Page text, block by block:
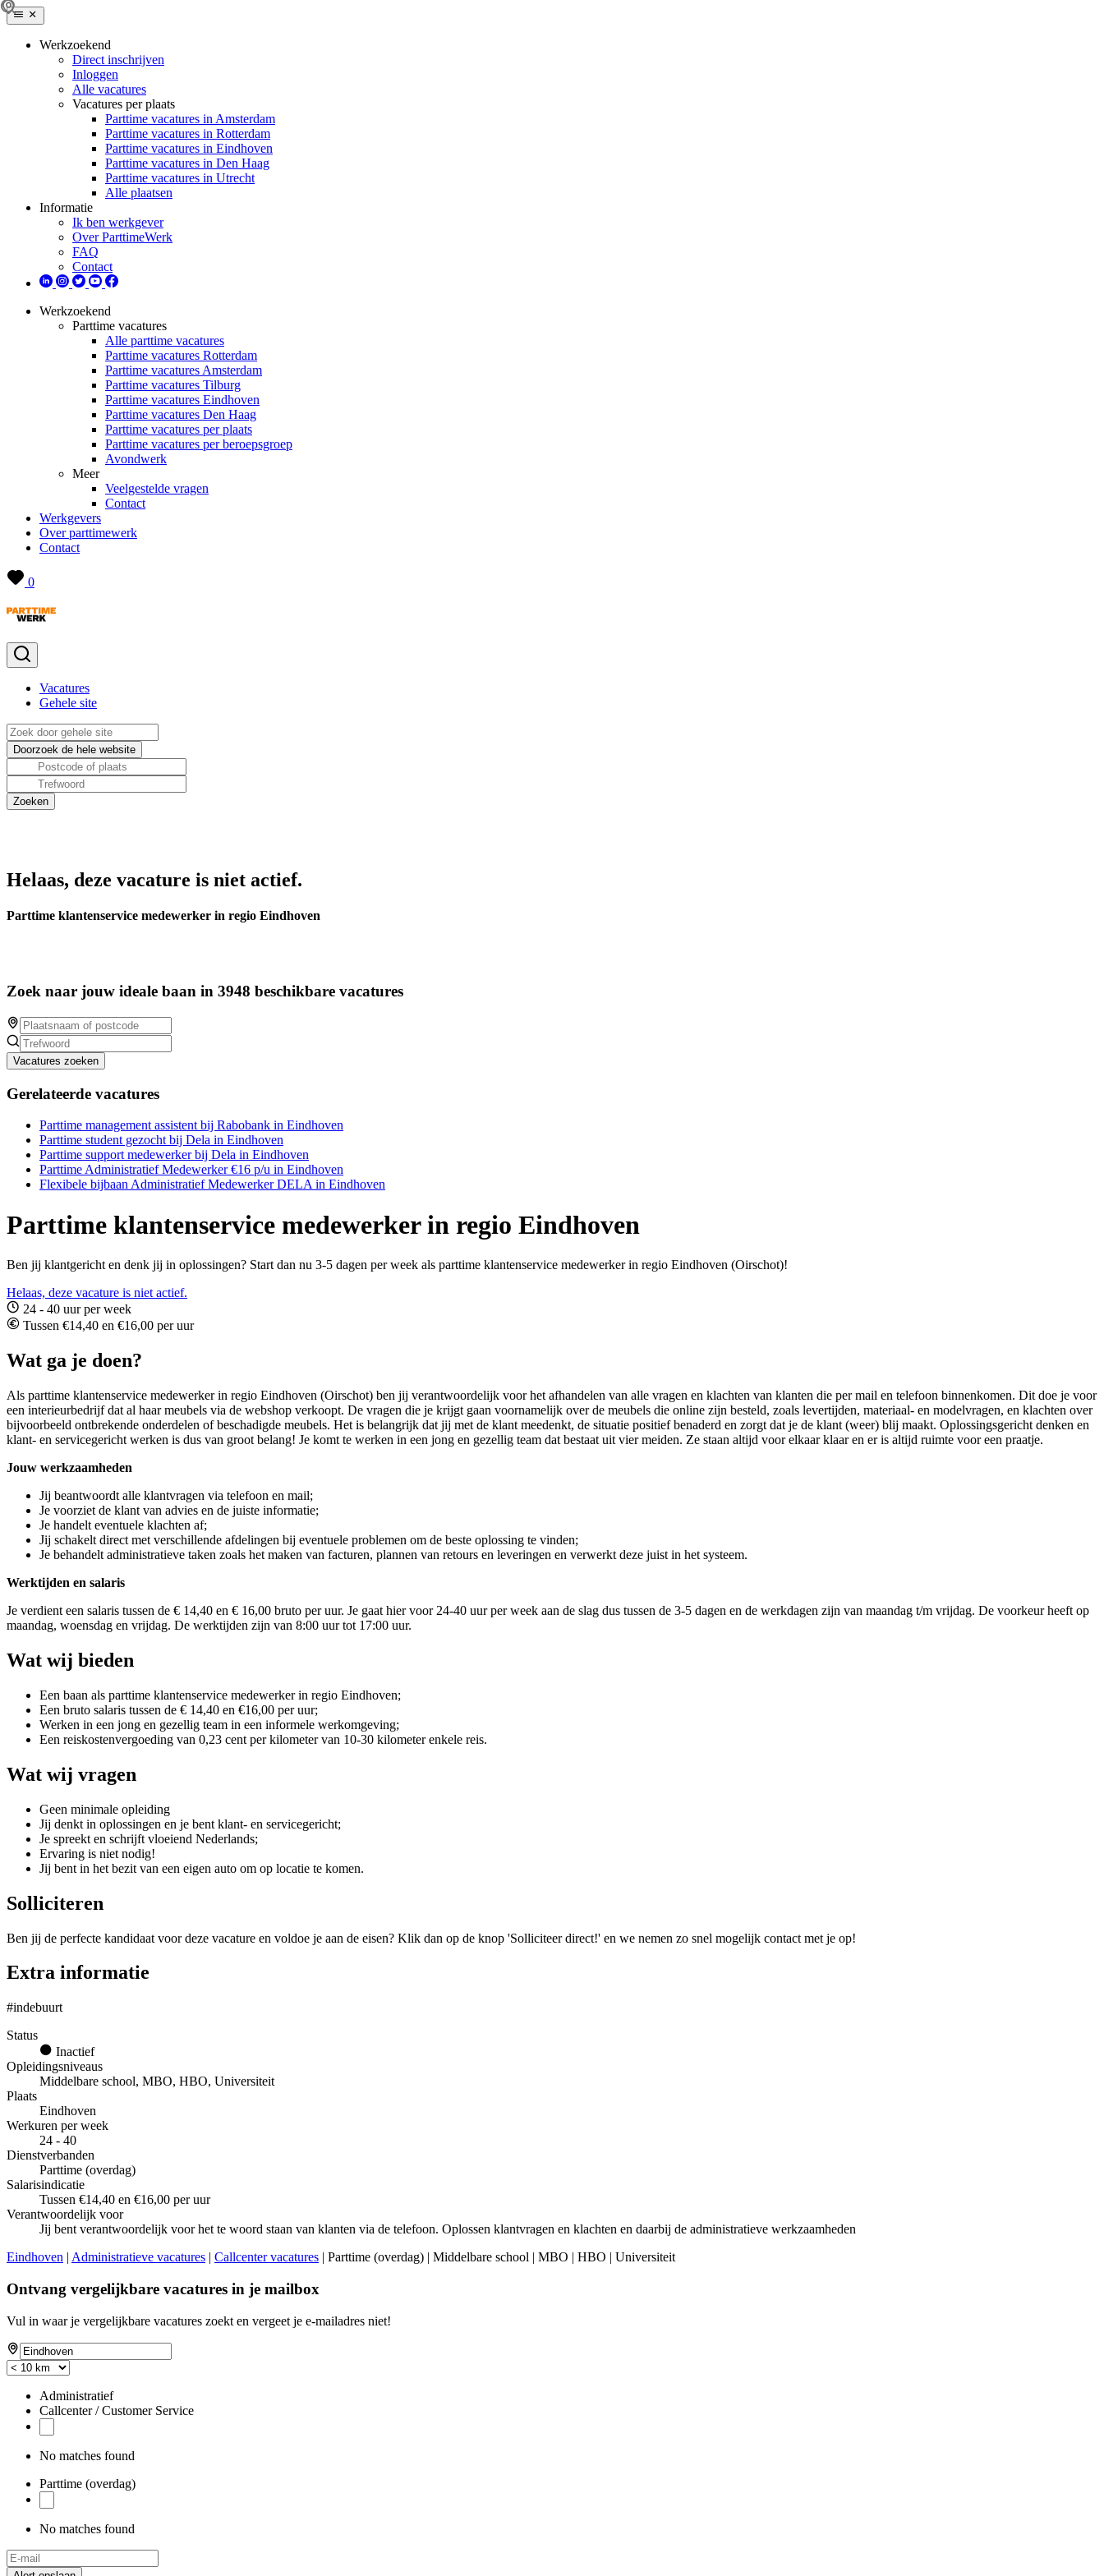
Werkzoekend
Direct inschrijven
Inloggen
Alle vacatures
Vacatures per plaats
Parttime vacatures in Amsterdam
Parttime vacatures in Rotterdam
Parttime vacatures in Eindhoven
Parttime vacatures in Den Haag
Parttime vacatures in Utrecht
Alle plaatsen
Informatie
Ik ben werkgever
Over ParttimeWerk
FAQ
Contact
Werkzoekend
Parttime vacatures
Alle parttime vacatures
Parttime vacatures Rotterdam
Parttime vacatures Amsterdam
Parttime vacatures Tilburg
Parttime vacatures Eindhoven
Parttime vacatures Den Haag
Parttime vacatures per plaats
Parttime vacatures per beroepsgroep
Avondwerk
Meer
Veelgestelde vragen
Contact
Werkgevers
Over parttimewerk
Contact
0
Vacatures
Gehele site
Helaas, deze vacature is niet actief.
Parttime klantenservice medewerker in regio Eindhoven
Zoek naar jouw ideale baan in 3948 beschikbare vacatures
Vacatures zoeken
Gerelateerde vacatures
Parttime management assistent bij Rabobank in Eindhoven
Parttime student gezocht bij Dela in Eindhoven
Parttime support medewerker bij Dela in Eindhoven
Parttime Administratief Medewerker €16 p/u in Eindhoven
Flexibele bijbaan Administratief Medewerker DELA in Eindhoven
Parttime klantenservice medewerker in regio Eindhoven
Ben jij klantgericht en denk jij in oplossingen? Start dan nu 3-5 dagen per week als parttime klantenservice medewerker in regio Eindhoven (Oirschot)!
Helaas, deze vacature is niet actief.
24 - 40 uur per week
Tussen €14,40 en €16,00 per uur
Wat ga je doen?
Als parttime klantenservice medewerker in regio Eindhoven (Oirschot) ben jij verantwoordelijk voor het afhandelen van alle vragen en klachten van klanten die per mail en telefoon binnenkomen. Dit doe je voor
een interieurbedrijf dat al haar meubels via de webshop verkoopt. De vragen die je krijgt gaan voornamelijk over de meubels die online zijn besteld, zoals levertijden, materiaal- en modelvragen, en klachten over
bijvoorbeeld ontbrekende onderdelen of beschadigde meubels. Het is belangrijk dat jij met de klant meedenkt, de situatie positief benaderd en zorgt dat je de klant (weer) blij maakt. Oplossingsgericht denken en
klant- en servicegericht werken is dus van groot belang! Je komt te werken in een jong en gezellig team dat bestaat uit vier meiden. Ze staan altijd voor elkaar klaar en er is altijd ruimte voor een praatje.
Jouw werkzaamheden
Jij beantwoordt alle klantvragen via telefoon en mail;
Je voorziet de klant van advies en de juiste informatie;
Je handelt eventuele klachten af;
Jij schakelt direct met verschillende afdelingen bij eventuele problemen om de beste oplossing te vinden;
Je behandelt administratieve taken zoals het maken van facturen, plannen van retours en leveringen en verwerkt deze juist in het systeem.
Werktijden en salaris
Je verdient een salaris tussen de € 14,40 en € 16,00 bruto per uur. Je gaat hier voor 24-40 uur per week aan de slag dus tussen de 3-5 dagen en de werkdagen zijn van maandag t/m vrijdag. De voorkeur heeft op
maandag, woensdag en vrijdag. De werktijden zijn van 8:00 uur tot 17:00 uur.
Wat wij bieden
Een baan als parttime klantenservice medewerker in regio Eindhoven;
Een bruto salaris tussen de € 14,40 en €16,00 per uur;
Werken in een jong en gezellig team in een informele werkomgeving;
Een reiskostenvergoeding van 0,23 cent per kilometer van 10-30 kilometer enkele reis.
Wat wij vragen
Geen minimale opleiding
Jij denkt in oplossingen en je bent klant- en servicegericht;
Je spreekt en schrijft vloeiend Nederlands;
Ervaring is niet nodig!
Jij bent in het bezit van een eigen auto om op locatie te komen.
Solliciteren
Ben jij de perfecte kandidaat voor deze vacature en voldoe je aan de eisen? Klik dan op de knop 'Solliciteer direct!' en we nemen zo snel mogelijk contact met je op!
Extra informatie
#indebuurt
Status
Inactief
Opleidingsniveaus
Middelbare school, MBO, HBO, Universiteit
Plaats
Eindhoven
Werkuren per week
24 - 40
Dienstverbanden
Parttime (overdag)
Salarisindicatie
Tussen €14,40 en €16,00 per uur
Verantwoordelijk voor
Jij bent verantwoordelijk voor het te woord staan van klanten via de telefoon. Oplossen klantvragen en klachten en daarbij de administratieve werkzaamheden
Eindhoven | Administratieve vacatures | Callcenter vacatures | Parttime (overdag) | Middelbare school | MBO | HBO | Universiteit
Ontvang vergelijkbare vacatures in je mailbox
Vul in waar je vergelijkbare vacatures zoekt en vergeet je e-mailadres niet!
Administratief
Callcenter / Customer Service
No matches found
Parttime (overdag)
No matches found